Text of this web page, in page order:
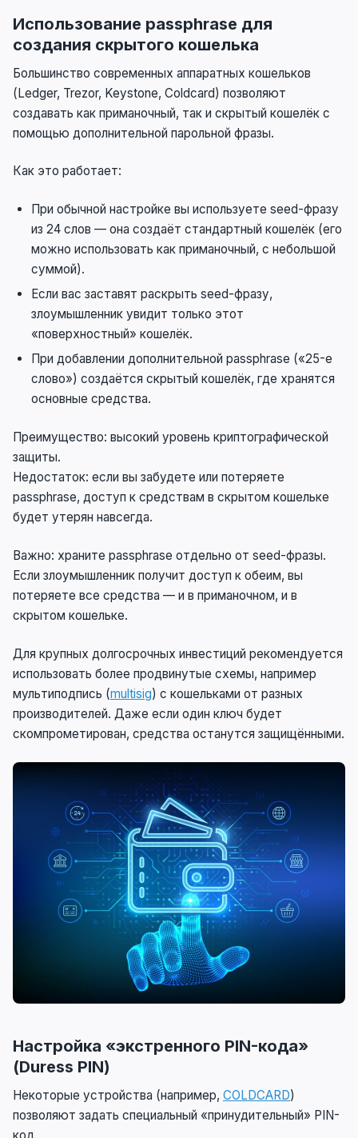
Использование passphrase для
создания скрытого кошелька
Большинство современных аппаратных кошельков
(Ledger, Trezor, Keystone, Coldcard) позволяют
создавать как приманочный, так и скрытый кошелёк с
помощью дополнительной парольной фразы.
Как это работает:
При обычной настройке вы используете seed-фразу
из 24 слов — она создаёт стандартный кошелёк (его
можно использовать как приманочный, с небольшой
суммой).
Если вас заставят раскрыть seed-фразу,
злоумышленник увидит только этот
«поверхностный» кошелёк.
При добавлении дополнительной passphrase («25-е
слово») создаётся скрытый кошелёк, где хранятся
основные средства.
Преимущество: высокий уровень криптографической
защиты.
Недостаток: если вы забудете или потеряете
passphrase, доступ к средствам в скрытом кошельке
будет утерян навсегда.
Важно: храните passphrase отдельно от seed-фразы.
Если злоумышленник получит доступ к обеим, вы
потеряете все средства — и в приманочном, и в
скрытом кошельке.
Для крупных долгосрочных инвестиций рекомендуется
использовать более продвинутые схемы, например
мультиподпись (multisig) с кошельками от разных
производителей. Даже если один ключ будет
скомпрометирован, средства останутся защищёнными.
Настройка «экстренного PIN-кода»
(Duress PIN)
Некоторые устройства (например, COLDCARD)
позволяют задать специальный «принудительный» PIN-